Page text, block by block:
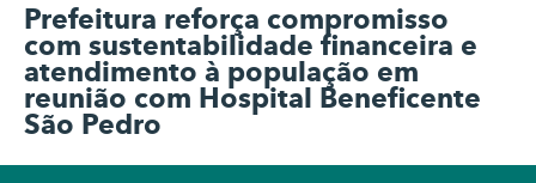
Prefeitura reforça compromisso
com sustentabilidade financeira e
atendimento à população em
reunião com Hospital Beneficente
São Pedro